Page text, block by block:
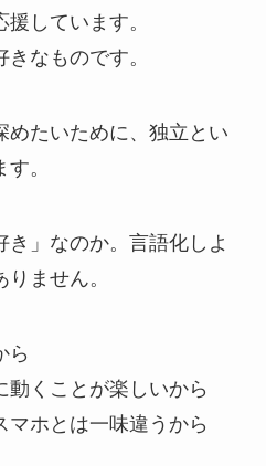
しています。
なものです。
めたいために、独立とい
。
き」なのか。言語化しよ
ません。
ら
動くことが楽しいから
マホとは一味違うから